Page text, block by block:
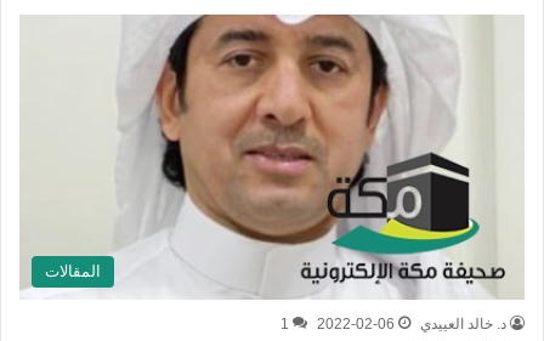
المقالات
د. خالد العييدي 2022-02-06
1